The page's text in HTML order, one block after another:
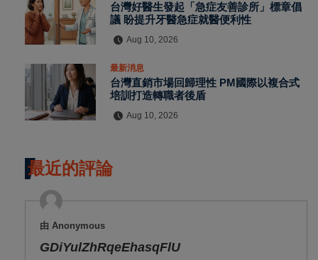
台灣好醫生發起「急症友善診所」標章倡
議 盼提升牙醫急症就醫便利性
Aug 10, 2026
最新消息
台灣直銷市場回歸理性 PM國際以複合式
培訓打造轉職者後盾
Aug 10, 2026
最近的評論
由 Anonymous
GDiYulZhRqeEhasqFlU